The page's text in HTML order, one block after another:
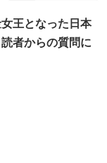
王となった日本
者からの質問に